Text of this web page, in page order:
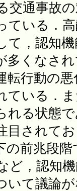
交通事故
ている．
て，認知
多くなさ
転行動の
ている．
れる状態
目されて
の前兆段
ど，認知
いて議論